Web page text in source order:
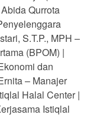
Qurrota
S.T.P., MPH –
(BPOM) |
dan
– Manajer
Halal Center |
Istiqlal